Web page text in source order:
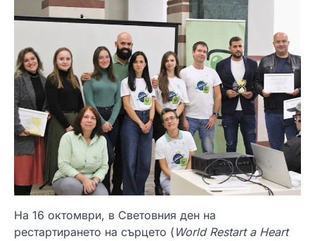
На 16 октомври, в Световния ден на
рестартирането на сърцето ( World Restart a Heart